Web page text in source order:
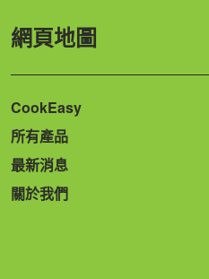
網頁地圖
CookEasy
所有產品
最新消息
關於我們